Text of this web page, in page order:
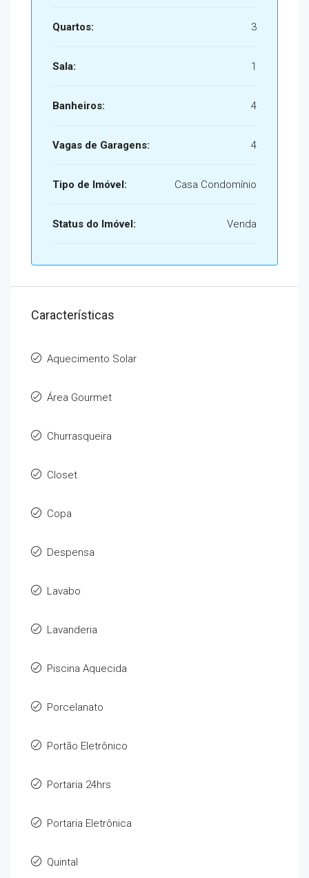
Quartos: 3
Sala: 1
Banheiros: 4
Vagas de Garagens: 4
Tipo de Imóvel: Casa Condomínio
Status do Imóvel: Venda
Características
Aquecimento Solar
Área Gourmet
Churrasqueira
Closet
Copa
Despensa
Lavabo
Lavanderia
Piscina Aquecida
Porcelanato
Portão Eletrônico
Portaria 24hrs
Portaria Eletrônica
Quintal